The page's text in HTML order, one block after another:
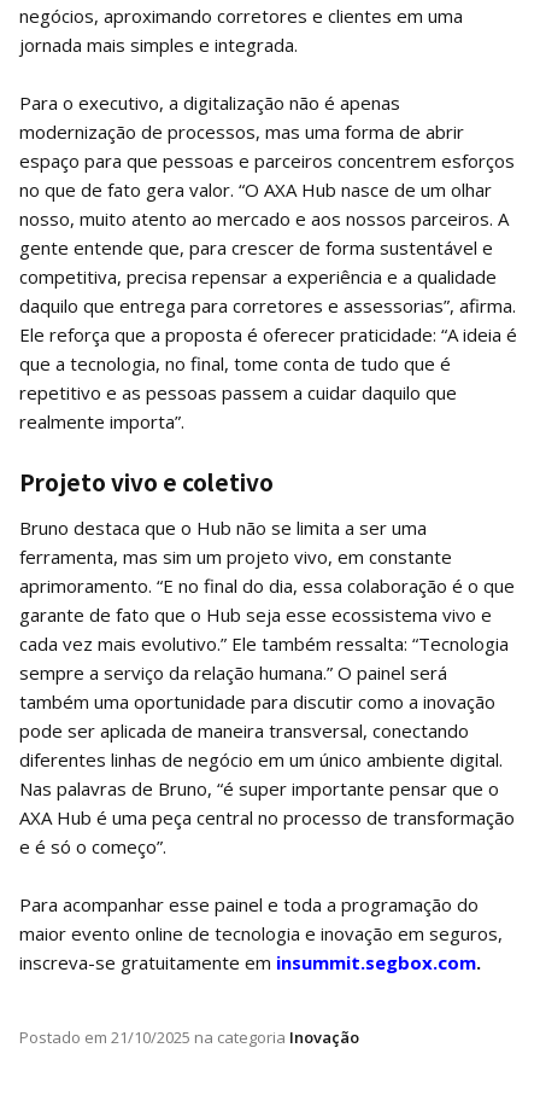
negócios, aproximando corretores e clientes em uma
jornada mais simples e integrada.
Para o executivo, a digitalização não é apenas
modernização de processos, mas uma forma de abrir
espaço para que pessoas e parceiros concentrem esforços
no que de fato gera valor. “O AXA Hub nasce de um olhar
nosso, muito atento ao mercado e aos nossos parceiros. A
gente entende que, para crescer de forma sustentável e
competitiva, precisa repensar a experiência e a qualidade
daquilo que entrega para corretores e assessorias”, afirma.
Ele reforça que a proposta é oferecer praticidade: “A ideia é
que a tecnologia, no final, tome conta de tudo que é
repetitivo e as pessoas passem a cuidar daquilo que
realmente importa”.
Projeto vivo e coletivo
Bruno destaca que o Hub não se limita a ser uma
ferramenta, mas sim um projeto vivo, em constante
aprimoramento. “E no final do dia, essa colaboração é o que
garante de fato que o Hub seja esse ecossistema vivo e
cada vez mais evolutivo.” Ele também ressalta: “Tecnologia
sempre a serviço da relação humana.” O painel será
também uma oportunidade para discutir como a inovação
pode ser aplicada de maneira transversal, conectando
diferentes linhas de negócio em um único ambiente digital.
Nas palavras de Bruno, “é super importante pensar que o
AXA Hub é uma peça central no processo de transformação
e é só o começo”.
Para acompanhar esse painel e toda a programação do
maior evento online de tecnologia e inovação em seguros,
inscreva-se gratuitamente em insummit.segbox.com.
Postado em 21/10/2025 na categoria Inovação